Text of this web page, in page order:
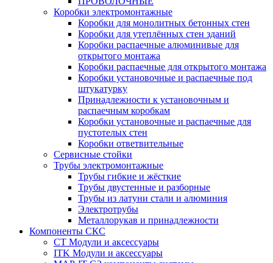
Коробки электромонтажные
Коробки для монолитных бетонных стен
Коробки для утеплённых стен зданий
Коробки распаечные алюминивые для
открытого монтажа
Коробки распаечные для открытого монтажа
Коробки установочные и распаечные под
штукатурку
Принадлежности к установочным и
распаечным коробкам
Коробки установочные и распаечные для
пустотелых стен
Коробки ответвительные
Сервисные стойки
Трубы электромонтажные
Трубы гибкие и жёсткие
Трубы двустенные и разборные
Трубы из латуни стали и алюминия
Электротрубы
Металлорукав и принадлежности
Компоненты СКС
CT Модули и аксессуары
ITK Модули и аксессуары